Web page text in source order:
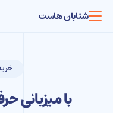
شتابان هاست
با میزبانی